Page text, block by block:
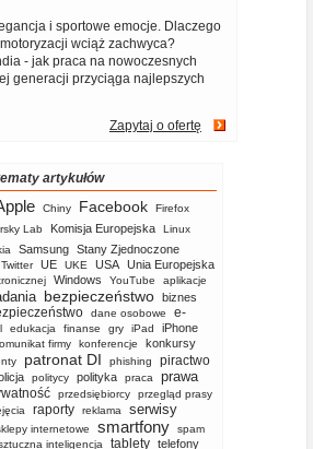
i sportowe emocje. Dlaczego
wciąż zachwyca?
- jak praca na nowoczesnych
generacji przyciąga najlepszych
Zapytaj o ofertę
artykułów
Chiny Facebook Firefox
Lab Komisja Europejska Linux
Samsung Stany Zjednoczone
Twitter UE UKE USA Unia Europejska
Windows YouTube aplikacje
bezpieczeństwo biznes
dane osobowe
e-
edukacja finanse gry iPad iPhone
firmy konferencje konkursy
patronat DI phishing piractwo
politycy polityka praca
prawa
przedsiębiorcy
przegląd prasy
raporty reklama
serwisy
internetowe smartfony
spam
inteligencja tablety telefony